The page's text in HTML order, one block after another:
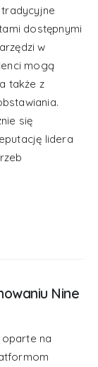
dostępnymi
w
mogą
także z
się
lidera
Nine
na